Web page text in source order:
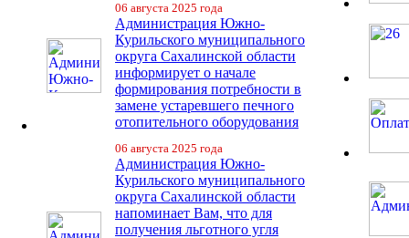
06 августа 2025 года
Администрация Южно-
Курильского муниципального
округа Сахалинской области
информирует о начале
формирования потребности в
замене устаревшего печного
отопительного оборудования
06 августа 2025 года
Администрация Южно-
Курильского муниципального
округа Сахалинской области
напоминает Вам, что для
получения льготного угля